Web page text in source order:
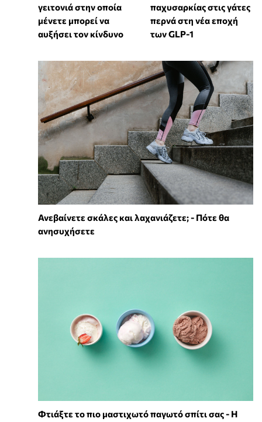
γειτονιά στην οποία
μένετε μπορεί να
αυξήσει τον κίνδυνο
παχυσαρκίας στις γάτες
περνά στη νέα εποχή
των GLP-1
Ανεβαίνετε σκάλες και λαχανιάζετε; - Πότε θα
ανησυχήσετε
Φτιάξτε το πιο μαστιχωτό παγωτό σπίτι σας - Η